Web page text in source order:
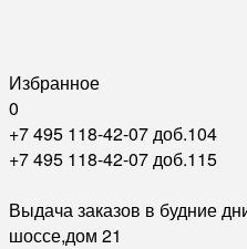
Избранное
0
+7 495 118-42-07 доб.104
+7 495 118-42-07 доб.115
Выдача заказов в будние
шоссе,дом 21